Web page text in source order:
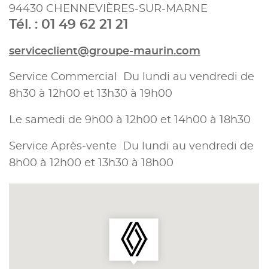
94430 CHENNEVIÈRES-SUR-MARNE
Tél. : 01 49 62 21 21
serviceclient@groupe-maurin.com
Service Commercial Du lundi au vendredi de
8h30 à 12h00 et 13h30 à 19h00
Le samedi de 9h00 à 12h00 et 14h00 à 18h30
Service Après-vente Du lundi au vendredi de
8h00 à 12h00 et 13h30 à 18h00